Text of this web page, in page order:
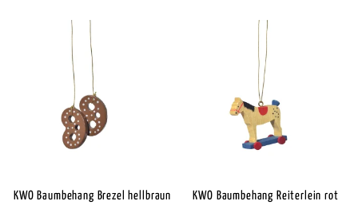
KWO Baumbehang Brezel hellbraun KWO Baumbehang Reiterlein rot